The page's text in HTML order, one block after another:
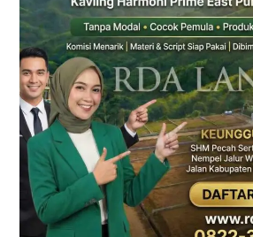
2026
|
RDA
LAND